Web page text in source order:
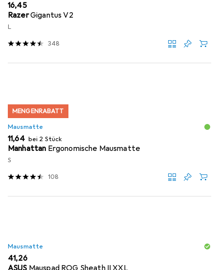
EUR
16,45
RazerGigantus V2
L
348
MENGENRABATT
Mausmatte
EUR
11,64 bei 2 Stück
Manhattan Ergonomische Mausmatte
S
108
Mausmatte
EUR
41,26